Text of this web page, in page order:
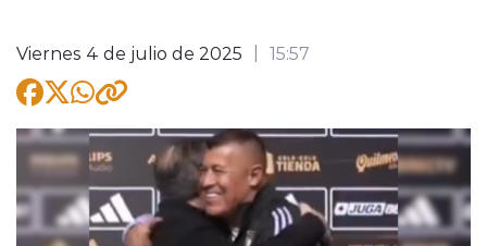
Entrevistas
modo claro
Viernes 4 de julio de 2025 15:57